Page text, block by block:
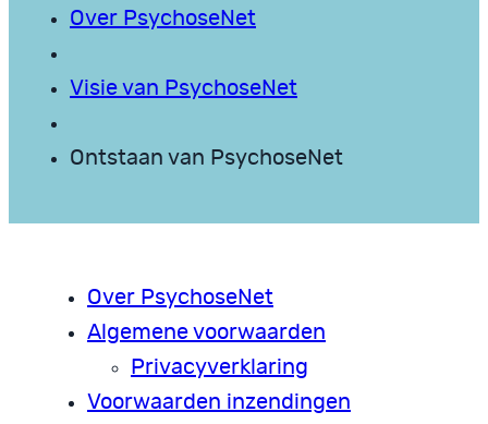
Over PsychoseNet
Visie van PsychoseNet
Ontstaan van PsychoseNet
Over PsychoseNet
Algemene voorwaarden
Privacyverklaring
Voorwaarden inzendingen